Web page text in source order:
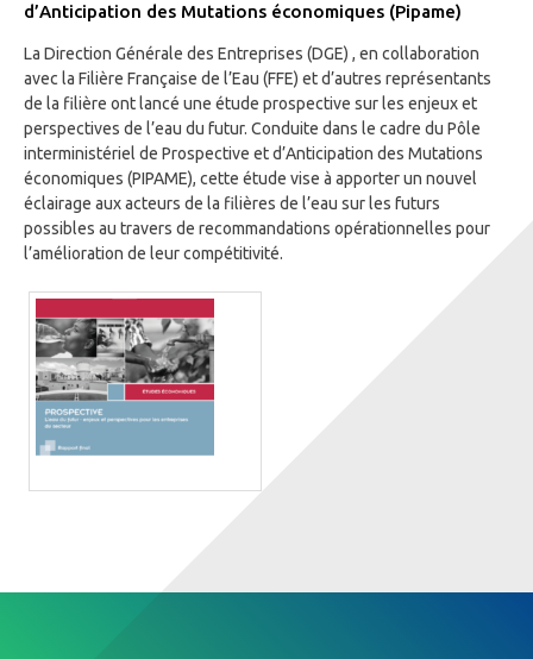
d’Anticipation des Mutations économiques (Pipame)
La Direction Générale des Entreprises (DGE) , en collaboration
avec la Filière Française de l’Eau (FFE) et d’autres représentants
de la filière ont lancé une étude prospective sur les enjeux et
perspectives de l’eau du futur. Conduite dans le cadre du Pôle
interministériel de Prospective et d’Anticipation des Mutations
économiques (PIPAME), cette étude vise à apporter un nouvel
éclairage aux acteurs de la filières de l’eau sur les futurs
possibles au travers de recommandations opérationnelles pour
l’amélioration de leur compétitivité.